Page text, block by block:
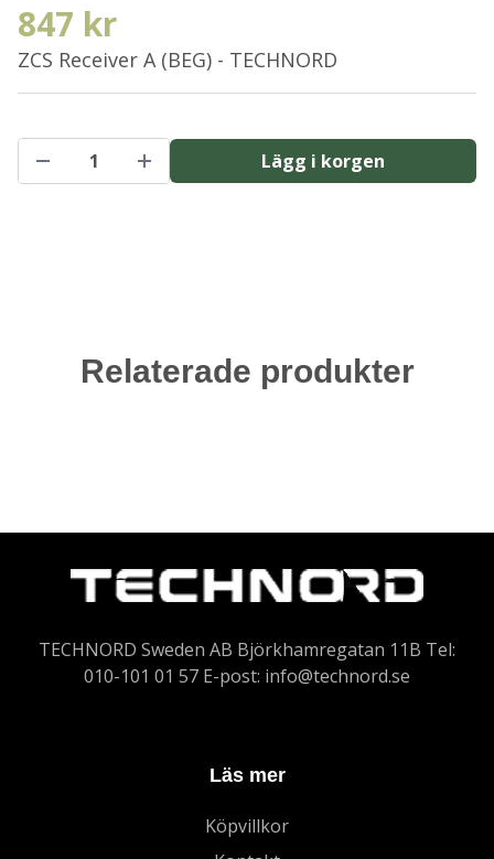
847 kr
ZCS Receiver A (BEG) - TECHNORD
Lägg i korgen
Relaterade produkter
TECHNORD Sweden AB Björkhamregatan 11B Tel:
010-101 01 57 E-post: info@technord.se
Läs mer
Köpvillkor